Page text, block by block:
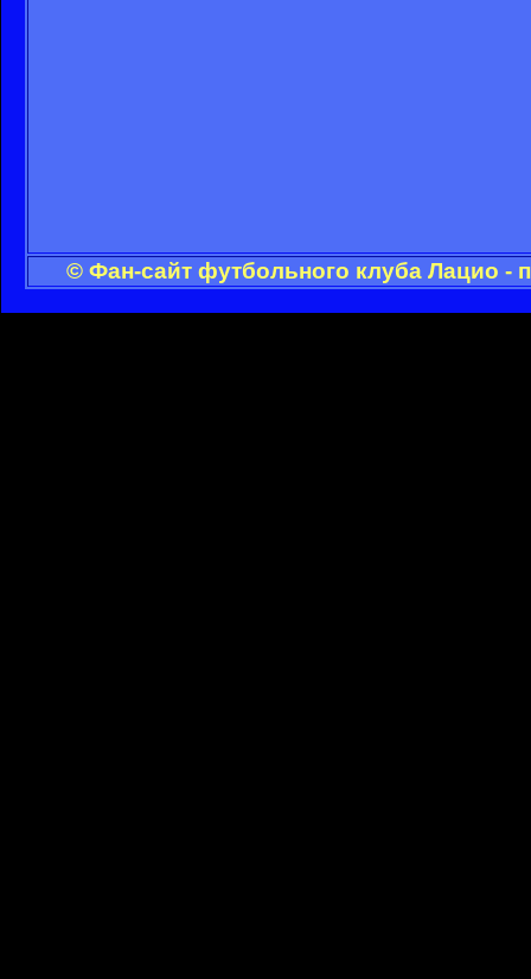
© Фан-сайт футбольного клуба Лацио -